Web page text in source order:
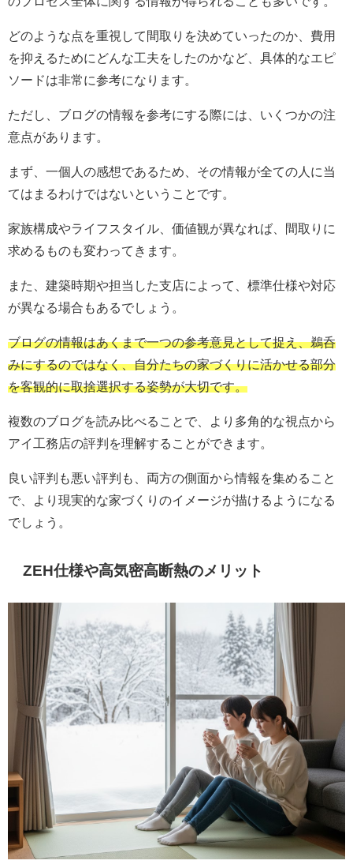
どのような点を重視して間取りを決めていったのか、費用
を抑えるためにどんな工夫をしたのかなど、具体的なエピ
ソードは非常に参考になります。
ただし、ブログの情報を参考にする際には、いくつかの注
意点があります。
まず、一個人の感想であるため、その情報が全ての人に当
てはまるわけではないということです。
家族構成やライフスタイル、価値観が異なれば、間取りに
求めるものも変わってきます。
また、建築時期や担当した支店によって、標準仕様や対応
が異なる場合もあるでしょう。
ブログの情報はあくまで一つの参考意見として捉え、鵜呑
みにするのではなく、自分たちの家づくりに活かせる部分
を客観的に取捨選択する姿勢が大切です。
複数のブログを読み比べることで、より多角的な視点から
アイ工務店の評判を理解することができます。
良い評判も悪い評判も、両方の側面から情報を集めること
で、より現実的な家づくりのイメージが描けるようになる
でしょう。
ZEH仕様や高気密高断熱のメリット